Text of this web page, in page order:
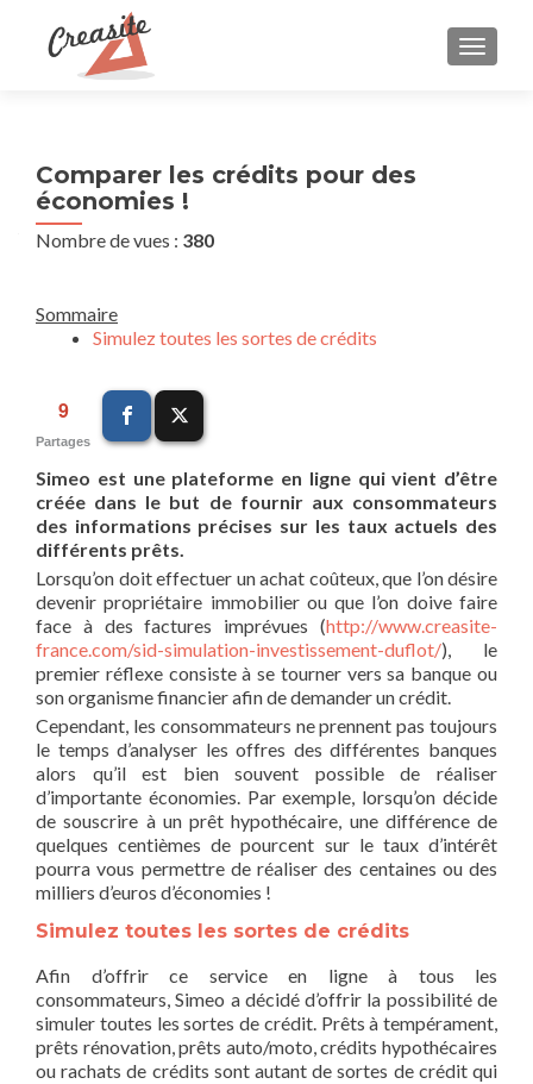
Comparer les crédits pour des
économies !
Nombre de vues : 380
Sommaire
Simulez toutes les sortes de crédits
9
Partages
Simeo est une plateforme en ligne qui vient d’être
créée dans le but de fournir aux consommateurs
des informations précises sur les taux actuels des
différents prêts.
Lorsqu’on doit effectuer un achat coûteux, que l’on désire
devenir propriétaire immobilier ou que l’on doive faire
face à des factures imprévues (http://www.creasite-
france.com/sid-simulation-investissement-duflot/), le
premier réflexe consiste à se tourner vers sa banque ou
son organisme financier afin de demander un crédit.
Cependant, les consommateurs ne prennent pas toujours
le temps d’analyser les offres des différentes banques
alors qu’il est bien souvent possible de réaliser
d’importante économies. Par exemple, lorsqu’on décide
de souscrire à un prêt hypothécaire, une différence de
quelques centièmes de pourcent sur le taux d’intérêt
pourra vous permettre de réaliser des centaines ou des
milliers d’euros d’économies !
Simulez toutes les sortes de crédits
Afin d’offrir ce service en ligne à tous les
consommateurs, Simeo a décidé d’offrir la possibilité de
simuler toutes les sortes de crédit. Prêts à tempérament,
prêts rénovation, prêts auto/moto, crédits hypothécaires
ou rachats de crédits sont autant de sortes de crédit qui